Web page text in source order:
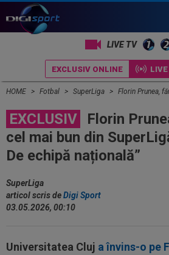
LIVE TV
EXCLUSIV ONLINE LIVE
HOME Fotbal SuperLiga Florin Prunea, fără dubii: cel
EXCLUSIV
Florin
cel mai bun din
De echipă națională”
SuperLiga
articol scris deDigi Sport
03.05.2026, 00:10
Universitatea Cluj a învins-o pe